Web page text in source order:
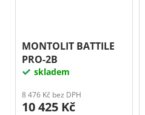
MONTOLIT BATTILE
PRO-2B
skladem
8 476 Kč bez DPH
10 425 Kč